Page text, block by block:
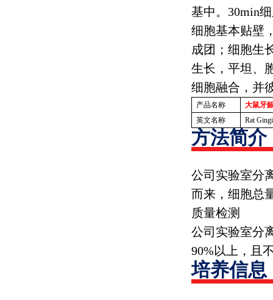
基中。 30min
细胞基本贴壁
成团；细胞生
生长，平坦、
细胞融合，并
产品名称
大鼠牙
英文名称
Rat
方法简介
公司实验室分
而来，细胞总
质量检测
公司实验室分
90%以上，且
培养信息